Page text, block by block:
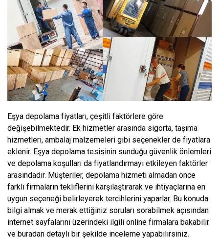
Eşya depolama fiyatları, çeşitli faktörlere göre
değişebilmektedir. Ek hizmetler arasında sigorta, taşıma
hizmetleri, ambalaj malzemeleri gibi seçenekler de fiyatlara
eklenir. Eşya depolama tesisinin sunduğu güvenlik önlemleri
ve depolama koşulları da fiyatlandırmayı etkileyen faktörler
arasındadır. Müşteriler, depolama hizmeti almadan önce
farklı firmaların tekliflerini karşılaştırarak ve ihtiyaçlarına en
uygun seçeneği belirleyerek tercihlerini yaparlar. Bu konuda
bilgi almak ve merak ettiğiniz soruları sorabilmek açısından
internet sayfalarını üzerindeki ilgili online firmalara bakabilir
ve buradan detaylı bir şekilde inceleme yapabilirsiniz.